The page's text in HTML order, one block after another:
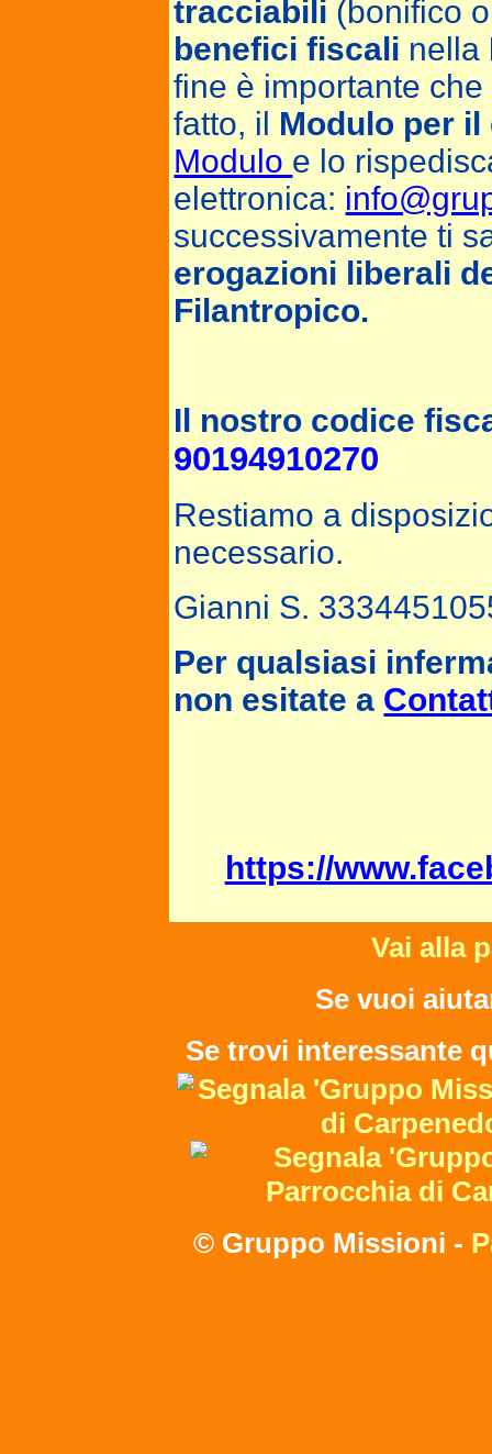
tracciabili (bonifico
benefici fiscali nella
fine è importante
fatto, il Modulo per
Modulo e lo
elettronica:
successivamente ti
erogazioni liberali
Filantropico.
Il nostro codice
90194910270
Restiamo a
necessario.
Gianni S.
Per qualsiasi
non esitate a
https://
Vai alla
Se vuoi
Se trovi interessante
© Gruppo Missioni -